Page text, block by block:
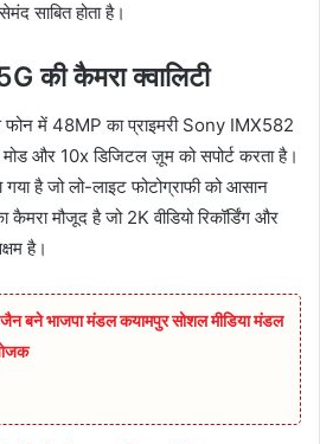
साबित होता है।
की कैमरा क्वालिटी
फोन में 48MP का प्राइमरी Sony IMX582
और 10x डिजिटल ज़ूम को सपोर्ट करता है।
है जो लो-लाइट फोटोग्राफी को आसान
मौजूद है जो 2K वीडियो रिकॉर्डिंग और
है।
जैन बने भाजपा मंडल कयामपुर सोशल मीडिया मंडल